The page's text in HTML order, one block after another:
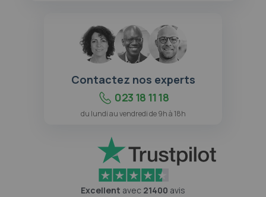
Contactez nos experts
023 18 11 18
du lundi au vendredi de 9h à 18h
Excellent avec 21400 avis